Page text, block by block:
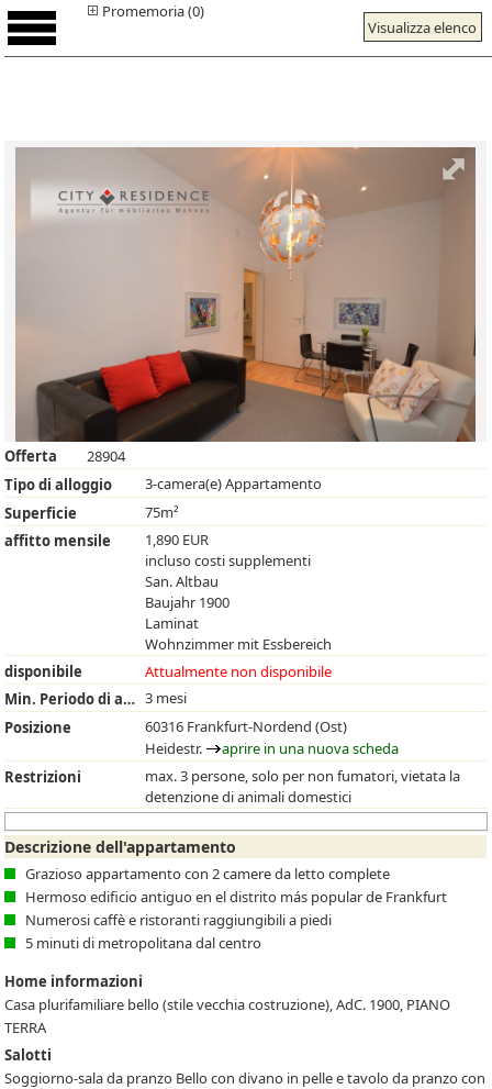
Visualizza elenco
Promemoria (0)
Offerta
28904
Tipo di alloggio
3-camera(e) Appartamento
Superficie
75m²
affitto mensile
1,890 EUR
incluso costi supplementi
San. Altbau
Baujahr 1900
Laminat
Wohnzimmer mit Essbereich
disponibile
Attualmente non disponibile
Min. Periodo di affitto 3 mesi
Posizione
60316 Frankfurt-Nordend (Ost)
Heidestr.
aprire in una nuova scheda
Restrizioni
max. 3 persone, solo per non fumatori, vietata la
detenzione di animali domestici
Descrizione dell'appartamento
Grazioso appartamento con 2 camere da letto complete
Hermoso edificio antiguo en el distrito más popular de Frankfurt
Numerosi caffè e ristoranti raggiungibili a piedi
5 minuti di metropolitana dal centro
Home informazioni
Casa plurifamiliare bello (stile vecchia costruzione), AdC. 1900, PIANO
TERRA
Salotti
Soggiorno-sala da pranzo Bello con divano in pelle e tavolo da pranzo con